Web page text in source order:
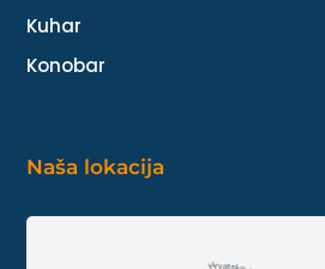
Kuhar
Konobar
Naša lokacija